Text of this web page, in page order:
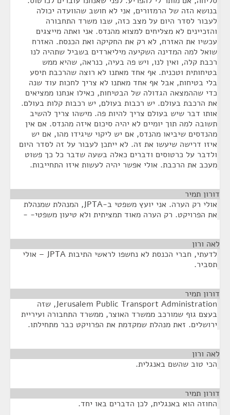
בנושא הזה של הרמזורים, אני לא חושב שהוועדה יכולה
לעבור לסדר היום על מצב כזה, שבו משרד התחבורה
והזכיינים לא מצליחים למצוא מהנדס. אני ואתה מייצגים
עכשיו את האזרח, לא רק את החקיקה ואת הכנסת. האזרח
שואל למה המדינה השקיעה מיליארדים בשביל שתהיה לנו
רכבת קלה, ואין לנו, ויש פה בעיה, כנראה, שהיא ממש
בטיחותית וטכנית. אף אחד מאתנו לא רוצה שהרכבת תיסע
בלי בטיחות, אבל אף אחד מאתנו לא צריך לחכות עוד שנה
כדי שההמצאה הגדולה של הבטיחות, כאילו אנחנו ממציאים
את הרכבת בעולם. יש רכבות בעולם, יש רכבות קלות בעולם.
אותו דבר שיש בעולם צריך להיות פה. מישהו צריך להשיב
תשובה למה תוך יומיים לא יהיה סיכום איזה מהנדס. אם אין
מהנדסים שיביאו מהנדס, אם יש ליקוי שיגידו מהו, אם יש
איזו דרישה שיעשו את זה. לא ייתכן לעבור על זה לסדר היום
ולדבר על כרטוסים ודברים כאלה בשעה שדבר כל כך פשוט
מעכב את הרכבת. אולי אפשר יהיה לעשות איזו התחייבות.
דורון תמיר
אולי רק הערה. אני יועץ משפטי ב-JPTA, המנהלת שמנהלת
את הפרויקט. רק הערה מאוד תמציתית ולא טיעון משפטי- -
לאה ורון
לדעתי, חברי הכנסת לא נחשפו לראשי התיבות JPTA – אולי
תסביר.
דורון תמיר
Jerusalem Public Transport Administration, שזה
בעצם גוף שמורכב ממשרד האוצר, ממשרד התחבורה ועיריית
ירושלים. זאת מנהלת שמקדמת את הפרויקט כבר מתחילתו.
לאה ורון
הכי טוב שהשם באנגלית.
דורון תמיר
החוזה הוא באנגלית, לכן הדברים באו יחד.